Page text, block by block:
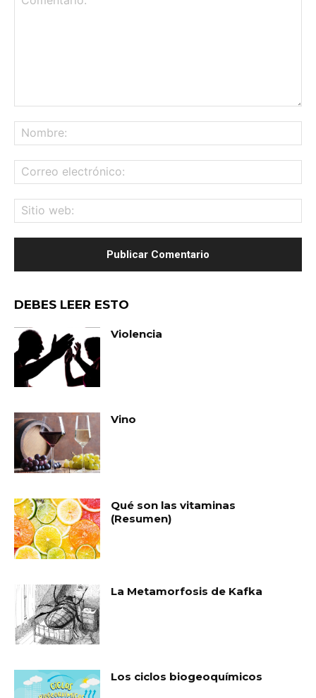
DEBES LEER ESTO
Violencia
Vino
Qué son las vitaminas
(Resumen)
La Metamorfosis de Kafka
Los ciclos biogeoquímicos